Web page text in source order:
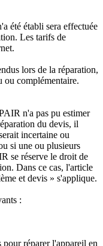
été établi sera effectuée
Les tarifs de
lors de la réparation,
complémentaire.
n'a pas pu estimer
du devis, il
incertaine ou
si une ou plusieurs
se réserve le droit de
Dans ce cas, l'article
et devis » s'applique.
:
réparer l'appareil en